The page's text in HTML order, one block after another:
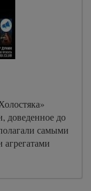
доведенное до
самыми